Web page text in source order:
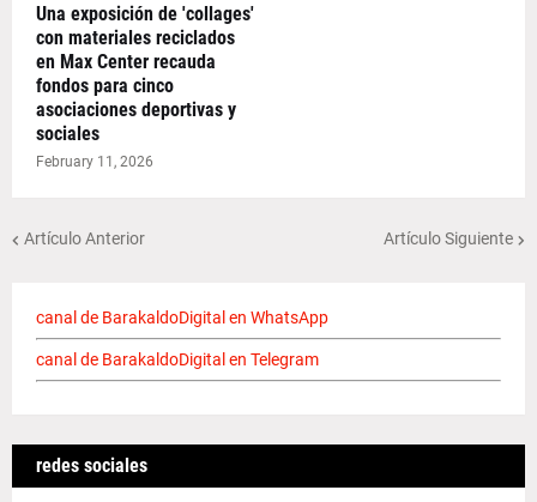
Una exposición de 'collages'
con materiales reciclados
en Max Center recauda
fondos para cinco
asociaciones deportivas y
sociales
February 11, 2026
Artículo Anterior Artículo Siguiente
canal de BarakaldoDigital en WhatsApp
canal de BarakaldoDigital en Telegram
redes sociales